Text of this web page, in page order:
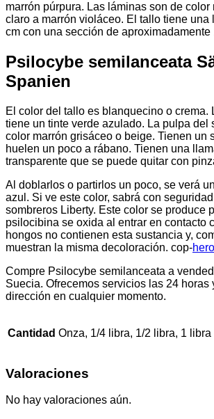
marrón púrpura. Las láminas son de color
claro a marrón violáceo. El tallo tiene una
cm con una sección de aproximadamente
Psilocybe semilanceata
Spanien
El color del tallo es blanquecino o crema.
tiene un tinte verde azulado. La pulpa del
color marrón grisáceo o beige. Tienen un
huelen un poco a rábano. Tienen una
transparente que se puede quitar con
Al doblarlos o partirlos un poco, se verá
azul. Si ve este color, sabrá con
sombreros Liberty. Este color se produce
psilocibina se oxida al entrar en contacto
hongos no contienen esta sustancia y,
muestran la misma decoloración. cop-
Compre Psilocybe semilanceata a
Suecia. Ofrecemos servicios las 24 horas
dirección en cualquier momento.
Cantidad Onza, 1/4 libra, 1/2 libra, 1 libra
Valoraciones
No hay valoraciones aún.